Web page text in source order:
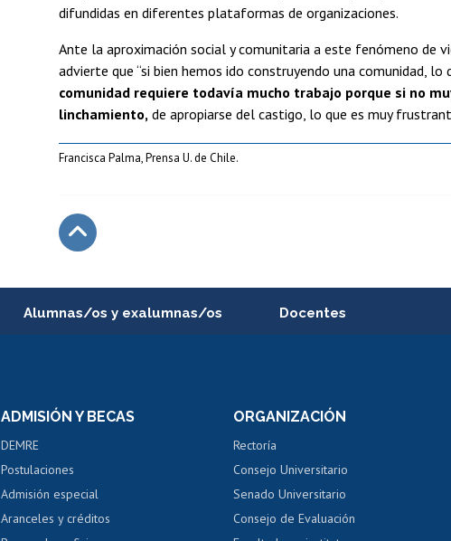
difundidas en diferentes plataformas de organizaciones.
Ante la aproximación social y comunitaria a este fenómeno de
advierte que “si bien hemos ido construyendo una comunidad,
comunidad requiere todavía mucho trabajo porque si no
linchamiento, de apropiarse del castigo, lo que es muy
Francisca Palma, Prensa U. de Chile.
Alumnas/os y exalumnas/os
Servicio médico y dental
Pago de arancel y crédito alumnos
Pago de arancel y crédito exalumnos
Certificado de títulos y grados
Docentes
Perfeccionamiento
Evaluación docente
Calificación académica
Postulación al AUCAI
ADMISIÓN Y BECAS
DEMRE
Postulaciones
Admisión especial
Aranceles y créditos
ORGANIZACIÓN
Rectoría
Consejo Universitario
Senado Universitario
Consejo de Evaluación